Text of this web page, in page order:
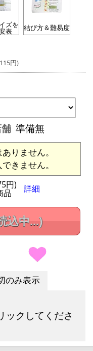
ズを
表 結び方＆難易度
円)
準備無
りません。
きません。
円)
品 詳細
込中...)
のみ表示
ックしてくださ